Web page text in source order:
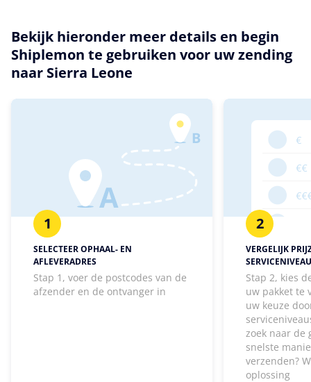
Bekijk hieronder meer details en begin
Shiplemon te gebruiken voor uw zending
naar Sierra Leone
1
SELECTEER OPHAAL- EN
AFLEVERADRES
Stap 1, voer de postcodes van de
afzender en de ontvanger in
2
VERGELIJK
Stap 2, kies
uw pakket te
uw keuze
zoek naar de
snelste
verzenden?
oplossing